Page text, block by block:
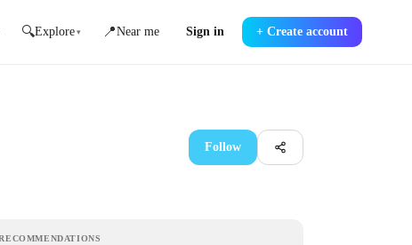
🔍Explore ▾ 📍Near me Sign in + Create account
Follow